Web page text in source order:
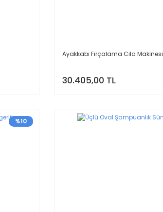
Ayakkabı Fırçalama Cila Makinesi
30.405,00 TL
%10